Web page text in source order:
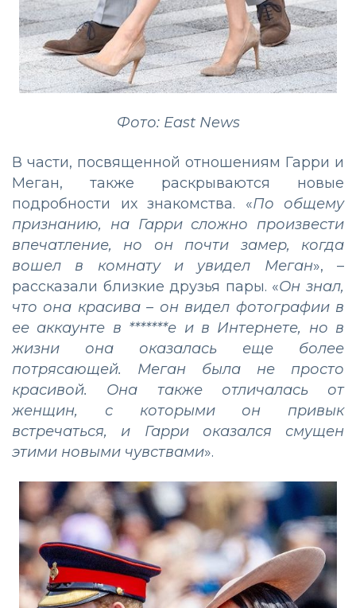
Фото: East News
В части, посвященной отношениям Гарри и
Меган, также раскрываются новые
подробности их знакомства. «По общему
признанию, на Гарри сложно произвести
впечатление, но он почти замер, когда
вошел в комнату и увидел Меган», –
рассказали близкие друзья пары. «Он знал,
что она красива – он видел фотографии в
ее аккаунте в *******е и в Интернете, но в
жизни она оказалась еще более
потрясающей. Меган была не просто
красивой. Она также отличалась от
женщин, с которыми он привык
встречаться, и Гарри оказался смущен
этими новыми чувствами».